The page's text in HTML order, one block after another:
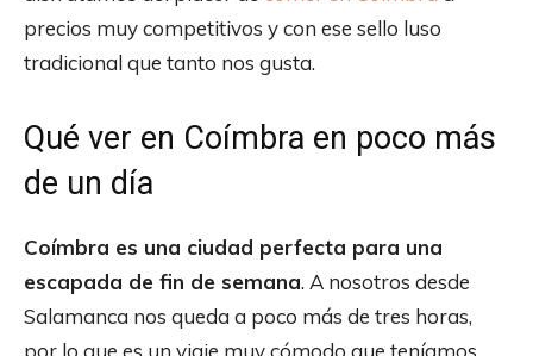
precios muy competitivos y con ese sello luso
tradicional que tanto nos gusta.
Qué ver en Coímbra en poco más
de un día
Coímbra es una ciudad perfecta para una
escapada de fin de semana. A nosotros desde
Salamanca nos queda a poco más de tres horas,
por lo que es un viaje muy cómodo que teníamos